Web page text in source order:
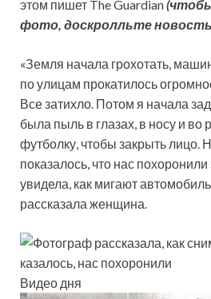
этом пишет The Guardian
фото, доскролльте новость
«Земля начала грохотать,
по улицам прокатилось
Все затихло. Потом я начала
была пыль в глазах, в носу и во
футболку, чтобы закрыть лицо.
показалось, что нас
увидела, как мигают
рассказала женщина.
Видео дня